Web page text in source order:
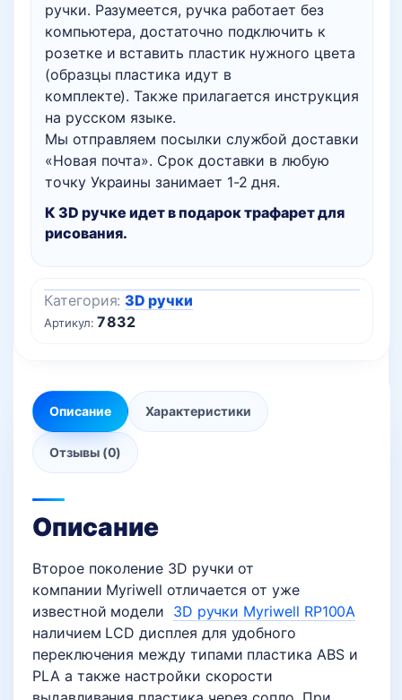
ручки. Разумеется, ручка работает без
компьютера, достаточно подключить к
розетке и вставить пластик нужного цвета
(образцы пластика идут в
комплекте). Также прилагается инструкция
на русском языке.
Мы отправляем посылки службой доставки
«Новая почта». Срок доставки в любую
точку Украины занимает 1-2 дня.
К 3D ручке идет в подарок трафарет для
рисования.
Артикул:7832
Категория: 3D ручки
Описание Характеристики
Отзывы (0)
Описание
Второе поколение 3D ручки от
компании Myriwell отличается от уже
известной модели 3D ручки Myriwell RP100A
наличием LCD дисплея для удобного
переключения между типами пластика ABS и
PLA а также настройки скорости